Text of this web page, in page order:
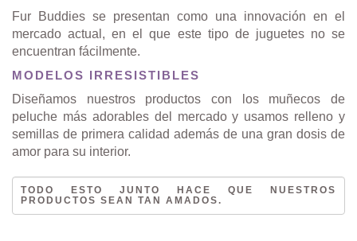
Fur Buddies se presentan como una innovación en el
mercado actual, en el que este tipo de juguetes no se
encuentran fácilmente.
MODELOS IRRESISTIBLES
Diseñamos nuestros productos con los muñecos de
peluche más adorables del mercado y usamos relleno y
semillas de primera calidad además de una gran dosis de
amor para su interior.
TODO ESTO JUNTO HACE QUE NUESTROS
PRODUCTOS SEAN TAN AMADOS.